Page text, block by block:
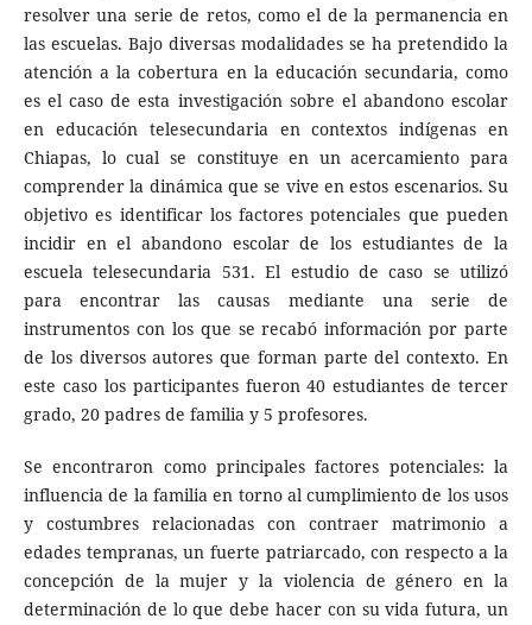
resolver una serie de retos, como el de la permanencia en
las escuelas. Bajo diversas modalidades se ha pretendido la
atención a la cobertura en la educación secundaria, como
es el caso de esta investigación sobre el abandono escolar
en educación telesecundaria en contextos indígenas en
Chiapas, lo cual se constituye en un acercamiento para
comprender la dinámica que se vive en estos escenarios. Su
objetivo es identificar los factores potenciales que pueden
incidir en el abandono escolar de los estudiantes de la
escuela telesecundaria 531. El estudio de caso se utilizó
para encontrar las causas mediante una serie de
instrumentos con los que se recabó información por parte
de los diversos autores que forman parte del contexto. En
este caso los participantes fueron 40 estudiantes de tercer
grado, 20 padres de familia y 5 profesores.
Se encontraron como principales factores potenciales: la
influencia de la familia en torno al cumplimiento de los usos
y costumbres relacionadas con contraer matrimonio a
edades tempranas, un fuerte patriarcado, con respecto a la
concepción de la mujer y la violencia de género en la
determinación de lo que debe hacer con su vida futura, un